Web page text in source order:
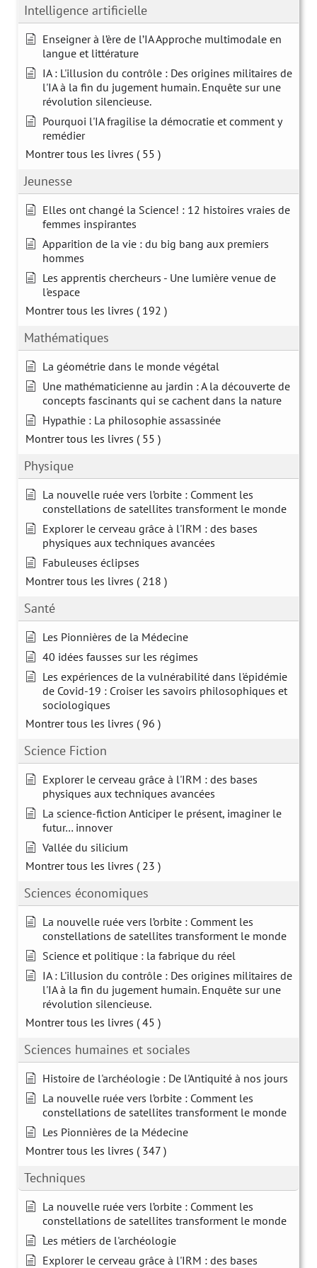
Intelligence artificielle
Enseigner à l’ère de l’IA Approche multimodale en
langue et littérature
IA : L'illusion du contrôle : Des origines militaires de
l'IA à la fin du jugement humain. Enquête sur une
révolution silencieuse.
Pourquoi l'IA fragilise la démocratie et comment y
remédier
Montrer tous les livres ( 55 )
Jeunesse
Elles ont changé la Science! : 12 histoires vraies de
femmes inspirantes
Apparition de la vie : du big bang aux premiers
hommes
Les apprentis chercheurs - Une lumière venue de
l'espace
Montrer tous les livres ( 192 )
Mathématiques
La géométrie dans le monde végétal
Une mathématicienne au jardin : A la découverte de
concepts fascinants qui se cachent dans la nature
Hypathie : La philosophie assassinée
Montrer tous les livres ( 55 )
Physique
La nouvelle ruée vers l’orbite : Comment les
constellations de satellites transforment le monde
Explorer le cerveau grâce à l'IRM : des bases
physiques aux techniques avancées
Fabuleuses éclipses
Montrer tous les livres ( 218 )
Santé
Les Pionnières de la Médecine
40 idées fausses sur les régimes
Les expériences de la vulnérabilité dans l'épidémie
de Covid-19 : Croiser les savoirs philosophiques et
sociologiques
Montrer tous les livres ( 96 )
Science Fiction
Explorer le cerveau grâce à l'IRM : des bases
physiques aux techniques avancées
La science-fiction Anticiper le présent, imaginer le
futur… innover
Vallée du silicium
Montrer tous les livres ( 23 )
Sciences économiques
La nouvelle ruée vers l’orbite : Comment les
constellations de satellites transforment le monde
Science et politique : la fabrique du réel
IA : L'illusion du contrôle : Des origines militaires de
l'IA à la fin du jugement humain. Enquête sur une
révolution silencieuse.
Montrer tous les livres ( 45 )
Sciences humaines et sociales
Histoire de l'archéologie : De l'Antiquité à nos jours
La nouvelle ruée vers l’orbite : Comment les
constellations de satellites transforment le monde
Les Pionnières de la Médecine
Montrer tous les livres ( 347 )
Techniques
La nouvelle ruée vers l’orbite : Comment les
constellations de satellites transforment le monde
Les métiers de l'archéologie
Explorer le cerveau grâce à l'IRM : des bases